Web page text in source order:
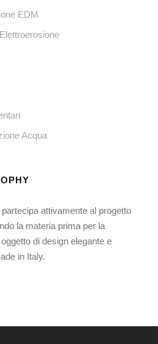
EDM
Acqua
attivamente al progetto
la materia prima per la
di design elegante e
in Italy.